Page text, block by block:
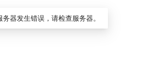
务器发生错误，请检查服务器。